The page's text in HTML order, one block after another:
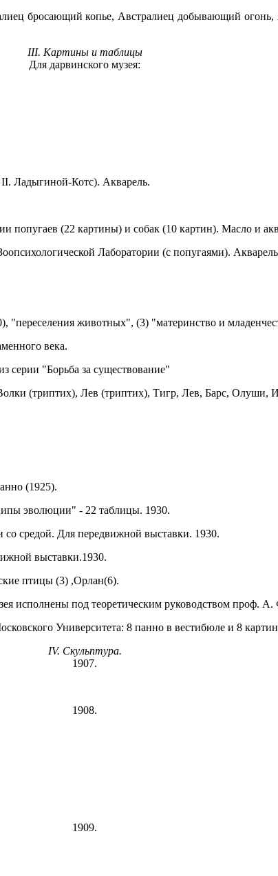
бросающий копье, Австралиец добывающий огонь,
III. Картины и таблицы
Для дарвинского музея:
II. Ладыгиной-Котс). Акварель.
попугаев (22 картины) и собак (10 картин). Масло и
Лаборатории (с попугаями).
животных", (3) "материнство и
века.
"Борьба за существование"
(триптих), Лев (триптих), Тигр, Лев, Барс, Олуши,
(1925).
эволюции" - 22 таблицы. 1930.
средой. Для передвижной выставки. 1930.
выставки.1930.
птицы (3) ,Орлан(6).
исполнены под теоретическим руководством проф. А.
Университета: 8 панно в вестибюле и 8 картин
IV. Скульптура.
1907.
1908.
1909.